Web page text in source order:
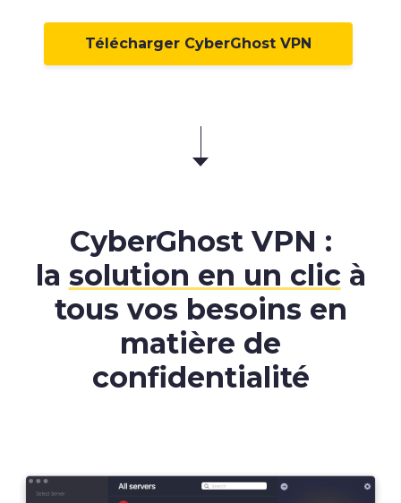
Télécharger CyberGhost VPN
CyberGhost VPN :
la solution en un clicà
tous vos besoins en
matière de
confidentialité